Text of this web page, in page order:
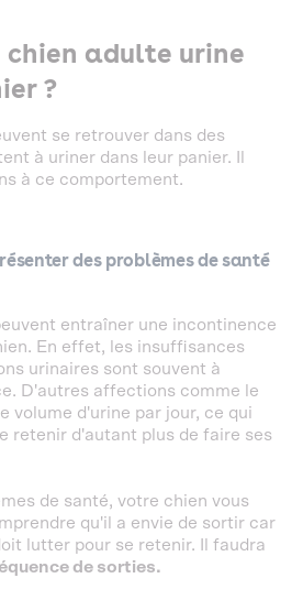
chien adulte urine
?
se retrouver dans des
à uriner dans leur panier. Il
à ce comportement.
des problèmes de santé
entraîner une incontinence
En effet, les insuffisances
urinaires sont souvent à
D'autres affections comme le
volume d'urine par jour, ce qui
retenir d'autant plus de faire ses
de santé, votre chien vous
qu'il a envie de sortir car
lutter pour se retenir. Il faudra
de sorties.